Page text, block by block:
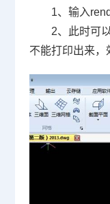
1、输入
2、此时可
不能打印出来，